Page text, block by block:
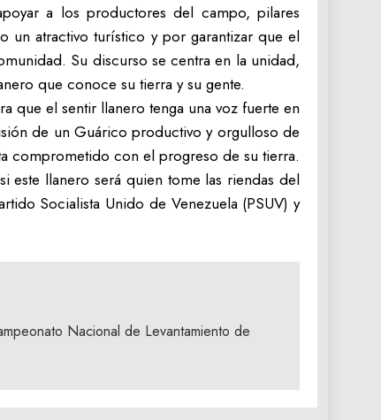
a los productores del campo, pilares
un atractivo turístico y por garantizar que el
Su discurso se centra en la unidad,
que conoce su tierra y su gente.
que el sentir llanero tenga una voz fuerte en
de un Guárico productivo y orgulloso de
comprometido con el progreso de su tierra.
este llanero será quien tome las riendas del
Socialista Unido de Venezuela (PSUV) y
Nacional de Levantamiento de